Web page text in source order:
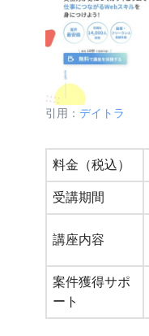
引用： デイトラ
料金（税込）
受講期間
講座内容
案件獲得サポ
ート